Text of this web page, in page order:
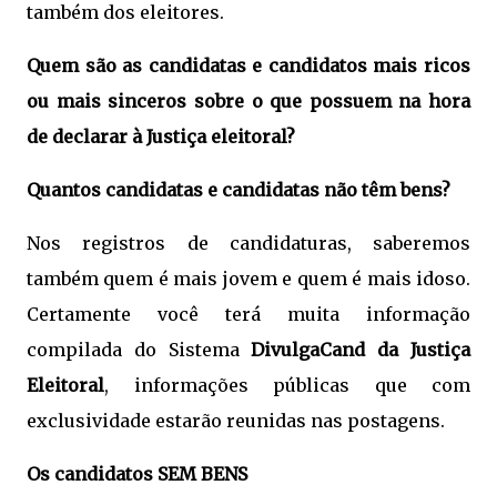
também dos eleitores.
Quem são as candidatas e candidatos mais ricos
ou mais sinceros sobre o que possuem na hora
de declarar à Justiça eleitoral?
Quantos candidatas e candidatas não têm bens?
Nos registros de candidaturas, saberemos
também quem é mais jovem e quem é mais idoso.
Certamente você terá muita informação
compilada do SistemaDivulgaCand da Justiça
Eleitoral, informações públicas que com
exclusividade estarão reunidas nas postagens.
Os candidatos SEM BENS